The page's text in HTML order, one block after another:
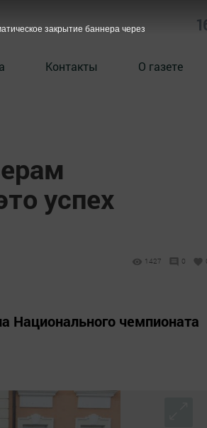
Контакты О газете
успех
1427 0
Национального чемпионата
закрытие баннера через